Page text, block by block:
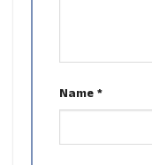
Name *